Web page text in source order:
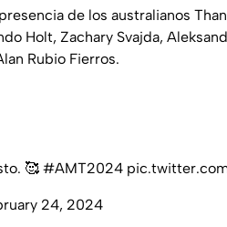
de los australianos
Holt, Zachary Svajda,
Rubio Fierros.
🥰 #AMT2024
24, 2024